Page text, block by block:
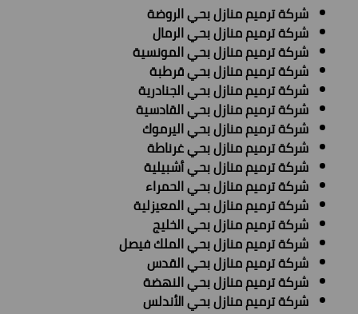
شركة ترميم منازل بحي الروضة
شركة ترميم منازل بحي الرمال
شركة ترميم منازل بحي المونسية
شركة ترميم منازل بحي قرطبة
شركة ترميم منازل بحي الجنادرية
شركة ترميم منازل بحي القادسية
شركة ترميم منازل بحي اليرموك
شركة ترميم منازل بحي غرناطة
شركة ترميم منازل بحي أشبيلية
شركة ترميم منازل بحي الحمراء
شركة ترميم منازل بحي المعيزلية
شركة ترميم منازل بحي الخليج
شركة ترميم منازل بحي الملك فيصل
شركة ترميم منازل بحي القدس
شركة ترميم منازل بحي النهضة
شركة ترميم منازل بحي الأندلس